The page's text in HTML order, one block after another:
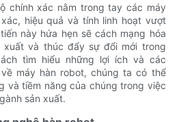
chính xác nằm trong tay các máy
hiệu quả và tính linh hoạt vượt
này hứa hẹn sẽ cách mạng hóa
xuất và thúc đẩy sự đổi mới trong
tìm hiểu những lợi ích và các
máy hàn robot, chúng ta có thể
và tiềm năng của chúng trong việc
sản xuất.